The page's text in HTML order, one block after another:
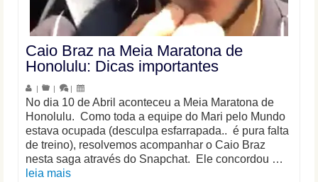
Caio Braz na Meia Maratona de
Honolulu: Dicas importantes
| | |
No dia 10 de Abril aconteceu a Meia Maratona de
Honolulu. Como toda a equipe do Mari pelo Mundo
estava ocupada (desculpa esfarrapada.. é pura falta
de treino), resolvemos acompanhar o Caio Braz
nesta saga através do Snapchat. Ele concordou …
leia mais